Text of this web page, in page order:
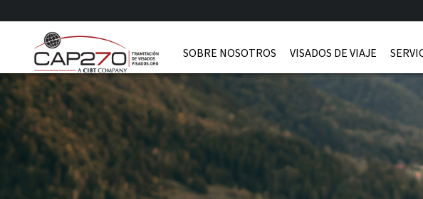
SOBRE NOSOTROS VISADOS DE VIAJE